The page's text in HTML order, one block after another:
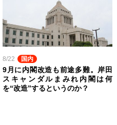
8/22 国内
9月に内閣改造も前途多難。岸田
スキャンダルまみれ内閣は何
を“改造”するというのか？